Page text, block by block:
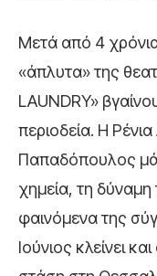
Μετά από 4
«άπλυτα» της
LAUNDRY»
περιοδεία. Η
Παπαδόπουλος
χημεία, τη
φαινόμενα της
Ιούνιος κλείνει